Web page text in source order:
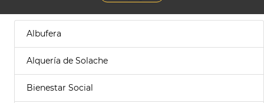
Albufera
Alquería de Solache
Bienestar Social